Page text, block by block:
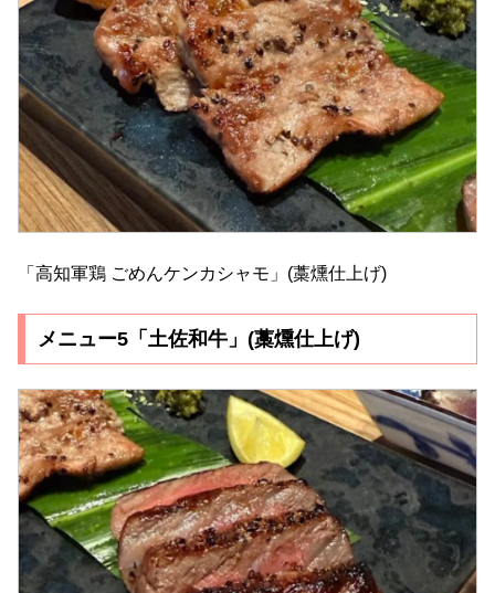
「高知軍鶏 ごめんケンカシャモ」(藁燻仕上げ)
メニュー5「土佐和牛」(藁燻仕上げ)